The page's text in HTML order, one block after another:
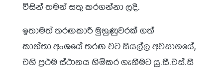
විසින් තමන් සතු කරගන්නා ලදී.
ඉතාමත් තරඟකාරී මුහුණුවරක් ගත්
කාන්තා අංශයේ තරඟ වට සියල්ල අවසානයේ,
එහි ප්‍රථම ස්ථානය හිමිකර ගැනීමට යූ.සී.එස්.සී